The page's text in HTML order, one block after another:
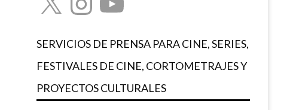
SERVICIOS DE PRENSA PARA CINE, SERIES,
FESTIVALES DE CINE, CORTOMETRAJES Y
PROYECTOS CULTURALES